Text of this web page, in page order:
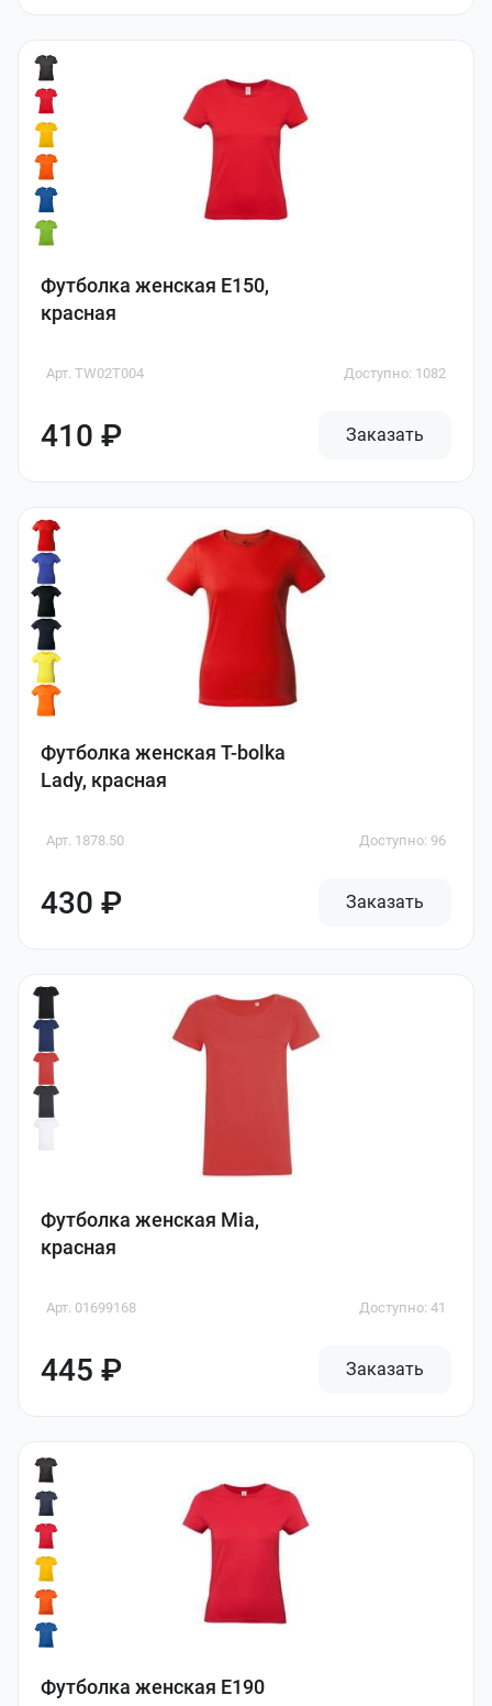
Футболка женская E150,
красная
Арт. TW02T004 Доступно: 1082
410 ₽ Заказать
Футболка женская T-bolka
Lady, красная
Арт. 1878.50 Доступно: 96
430 ₽ Заказать
Футболка женская Mia,
красная
Арт. 01699168 Доступно: 41
445 ₽ Заказать
Футболка женская E190